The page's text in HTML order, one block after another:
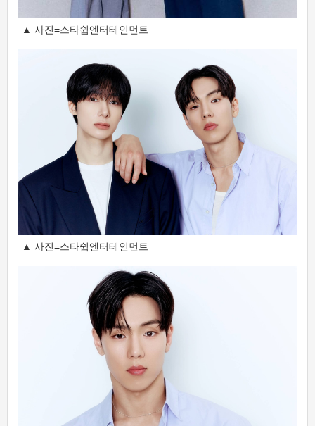
▲ 사진=스타쉽엔터테인먼트
▲ 사진=스타쉽엔터테인먼트